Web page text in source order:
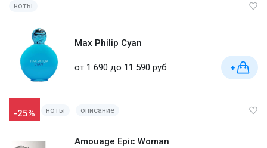
ноты
Max Philip Cyan
от 1 690 до 11 590 руб +
-25% ноты описание
Amouage Epic Woman